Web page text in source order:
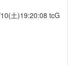
土)19:20:08 tcG